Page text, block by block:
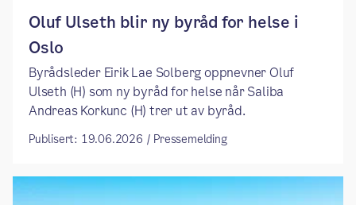
​​Oluf Ulseth blir ny byråd for helse i
Oslo ​
​​Byrådsleder Eirik Lae Solberg oppnevner Oluf
Ulseth (H) som ny byråd for helse når Saliba
Andreas Korkunc (H) trer ut av byråd. ​
Publisert: 19.06.2026 / Pressemelding